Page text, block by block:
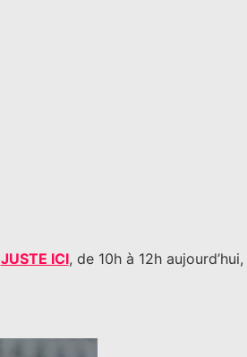
JUSTE ICI, de 10h à 12h aujourd’hui,